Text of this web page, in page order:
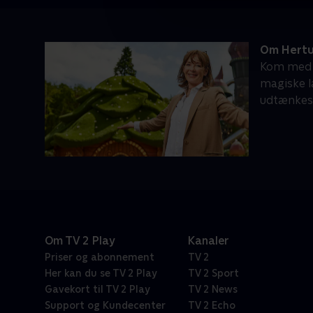
Om
Kom
magiske
udtænkes
Om TV 2 Play
Priser og abonnement
Her kan du se TV 2 Play
Gavekort til TV 2 Play
Support og Kundecenter
Kanaler
TV 2
TV 2 Sport
TV 2 News
TV 2 Echo